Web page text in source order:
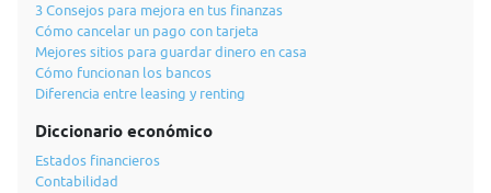
3 Consejos para mejora en tus finanzas
Cómo cancelar un pago con tarjeta
Mejores sitios para guardar dinero en casa
Cómo funcionan los bancos
Diferencia entre leasing y renting
Diccionario económico
Estados financieros
Contabilidad